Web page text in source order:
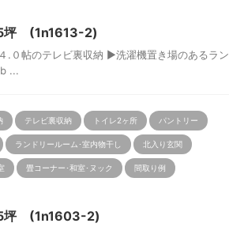
坪 (1n1613-2)
帖のテレビ裏収納 ▶洗濯機置き場のあるラン
...
テレビ裏収納 トイレ2ヶ所 パントリー
ランドリールーム･室内物干し 北入り玄関
畳コーナー･和室･ヌック 間取り例
坪 (1n1603-2)